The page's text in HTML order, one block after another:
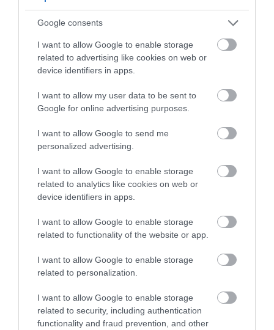
Google consents
I want to allow Google to enable storage
related to advertising like cookies on web or
device identifiers in apps.
I want to allow my user data to be sent to
Google for online advertising purposes.
I want to allow Google to send me
personalized advertising.
I want to allow Google to enable storage
related to analytics like cookies on web or
device identifiers in apps.
I want to allow Google to enable storage
related to functionality of the website or app.
I want to allow Google to enable storage
related to personalization.
I want to allow Google to enable storage
related to security, including authentication
functionality and fraud prevention, and other
Ryanair îți poate da peste cap toată călătoria